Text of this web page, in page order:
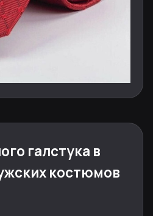
галстука в
костюмов